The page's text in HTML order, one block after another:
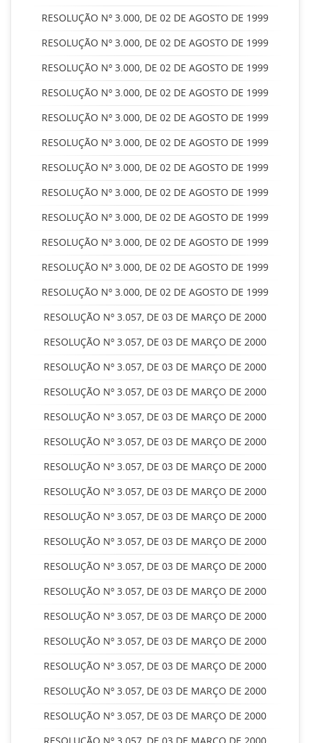
RESOLUÇÃO Nº 3.000, DE 02 DE AGOSTO DE 1999
RESOLUÇÃO Nº 3.000, DE 02 DE AGOSTO DE 1999
RESOLUÇÃO Nº 3.000, DE 02 DE AGOSTO DE 1999
RESOLUÇÃO Nº 3.000, DE 02 DE AGOSTO DE 1999
RESOLUÇÃO Nº 3.000, DE 02 DE AGOSTO DE 1999
RESOLUÇÃO Nº 3.000, DE 02 DE AGOSTO DE 1999
RESOLUÇÃO Nº 3.000, DE 02 DE AGOSTO DE 1999
RESOLUÇÃO Nº 3.000, DE 02 DE AGOSTO DE 1999
RESOLUÇÃO Nº 3.000, DE 02 DE AGOSTO DE 1999
RESOLUÇÃO Nº 3.000, DE 02 DE AGOSTO DE 1999
RESOLUÇÃO Nº 3.000, DE 02 DE AGOSTO DE 1999
RESOLUÇÃO Nº 3.000, DE 02 DE AGOSTO DE 1999
RESOLUÇÃO Nº 3.057, DE 03 DE MARÇO DE 2000
RESOLUÇÃO Nº 3.057, DE 03 DE MARÇO DE 2000
RESOLUÇÃO Nº 3.057, DE 03 DE MARÇO DE 2000
RESOLUÇÃO Nº 3.057, DE 03 DE MARÇO DE 2000
RESOLUÇÃO Nº 3.057, DE 03 DE MARÇO DE 2000
RESOLUÇÃO Nº 3.057, DE 03 DE MARÇO DE 2000
RESOLUÇÃO Nº 3.057, DE 03 DE MARÇO DE 2000
RESOLUÇÃO Nº 3.057, DE 03 DE MARÇO DE 2000
RESOLUÇÃO Nº 3.057, DE 03 DE MARÇO DE 2000
RESOLUÇÃO Nº 3.057, DE 03 DE MARÇO DE 2000
RESOLUÇÃO Nº 3.057, DE 03 DE MARÇO DE 2000
RESOLUÇÃO Nº 3.057, DE 03 DE MARÇO DE 2000
RESOLUÇÃO Nº 3.057, DE 03 DE MARÇO DE 2000
RESOLUÇÃO Nº 3.057, DE 03 DE MARÇO DE 2000
RESOLUÇÃO Nº 3.057, DE 03 DE MARÇO DE 2000
RESOLUÇÃO Nº 3.057, DE 03 DE MARÇO DE 2000
RESOLUÇÃO Nº 3.057, DE 03 DE MARÇO DE 2000